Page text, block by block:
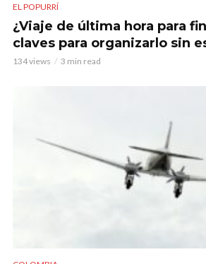
EL POPURRÍ
¿Viaje de última hora para
claves para organizarlo sin
134 views 3 min read